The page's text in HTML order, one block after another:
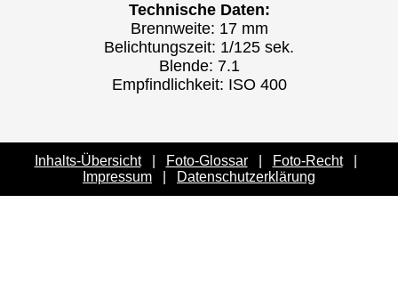
Technische Daten:
Brennweite: 17 mm
Belichtungszeit: 1/125 sek.
Blende: 7.1
Empfindlichkeit: ISO 400
Inhalts-Übersicht| Foto-Glossar| Foto-Recht|
Impressum
Datenschutzerklärung